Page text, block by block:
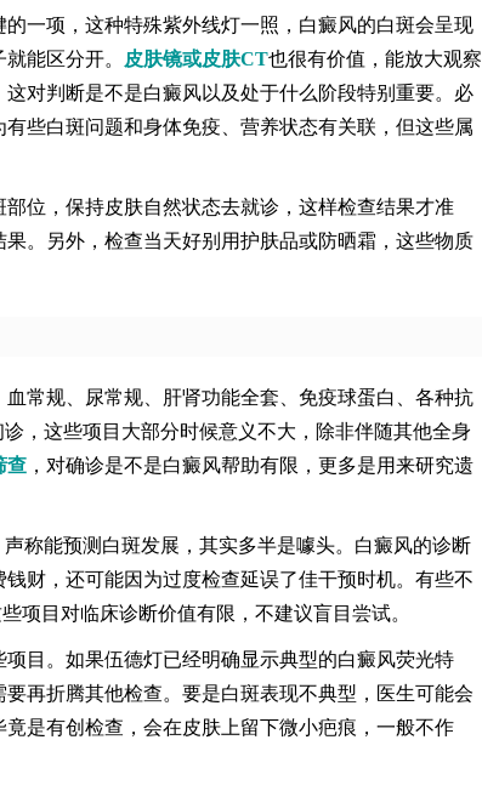
的一项，这种特殊紫外线灯一照，白癜风的白斑会呈现
能区分开。
皮肤镜或皮肤CT也很有价值，能放大观察
对判断是不是白癜风以及处于什么阶段特别重要。必
些白斑问题和身体免疫、营养状态有关联，但这些属
位，保持皮肤自然状态去就诊，这样检查结果才准
。另外，检查当天好别用护肤品或防晒霜，这些物质
常规、尿常规、肝肾功能全套、免疫球蛋白、各种抗
，这些项目大部分时候意义不大，除非伴随其他全身
查，对确诊是不是白癜风帮助有限，更多是用来研究遗
称能预测白斑发展，其实多半是噱头。白癜风的诊断
财，还可能因为过度检查延误了佳干预时机。有些不
项目对临床诊断价值有限，不建议盲目尝试。
目。如果伍德灯已经明确显示典型的白癜风荧光特
再折腾其他检查。要是白斑表现不典型，医生可能会
是有创检查，会在皮肤上留下微小疤痕，一般不作